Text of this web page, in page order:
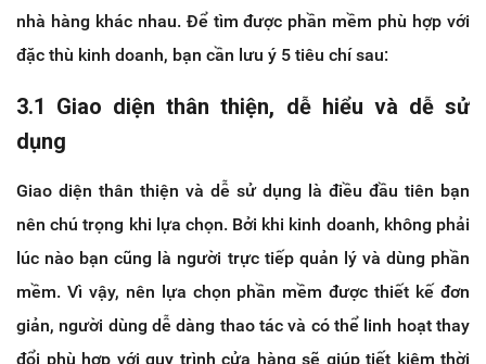
nhà hàng khác nhau. Để tìm được phần mềm phù hợp với
đặc thù kinh doanh, bạn cần lưu ý 5 tiêu chí sau:
3.1 Giao diện thân thiện, dễ hiểu và dễ sử
dụng
Giao diện thân thiện và dễ sử dụng là điều đầu tiên bạn
nên chú trọng khi lựa chọn. Bởi khi kinh doanh, không phải
lúc nào bạn cũng là người trực tiếp quản lý và dùng phần
mềm. Vì vậy, nên lựa chọn phần mềm được thiết kế đơn
giản, người dùng dễ dàng thao tác và có thể linh hoạt thay
đổi phù hợp với quy trình cửa hàng sẽ giúp tiết kiệm thời